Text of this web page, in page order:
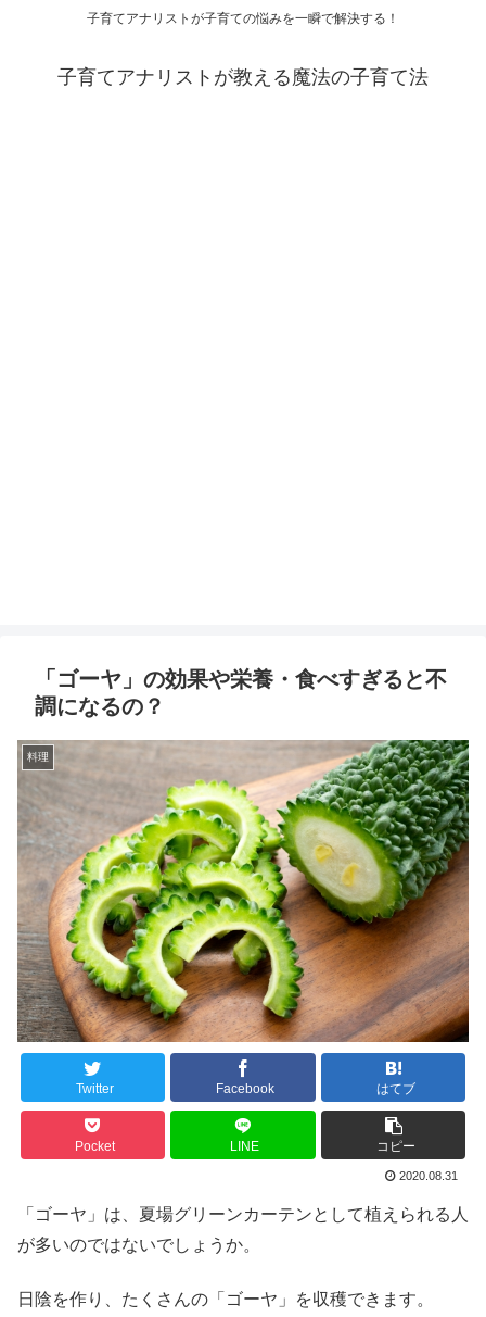
子育てアナリストが子育ての悩みを一瞬で解決する！
子育てアナリストが教える魔法の子育て法
「ゴーヤ」の効果や栄養・食べすぎると不
調になるの？
料理
Twitter Facebook はてブ
Pocket LINE コピー
2020.08.31
「ゴーヤ」は、夏場グリーンカーテンとして植えられる人
が多いのではないでしょうか。
日陰を作り、たくさんの「ゴーヤ」を収穫できます。